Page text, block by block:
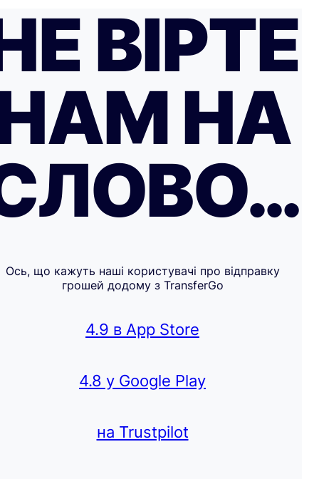
ВІРТЕ
НА
Ось, що кажуть наші користувачі про відправку
грошей додому з TransferGo
4.9 в App Store
4.8 у Google Play
на Trustpilot